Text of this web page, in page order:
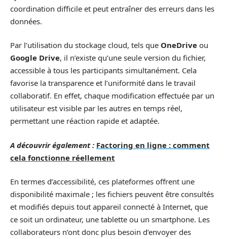
coordination difficile et peut entraîner des erreurs dans les
données.
Par l’utilisation du stockage cloud, tels que OneDrive ou
Google Drive, il n’existe qu’une seule version du fichier,
accessible à tous les participants simultanément. Cela
favorise la transparence et l’uniformité dans le travail
collaboratif. En effet, chaque modification effectuée par un
utilisateur est visible par les autres en temps réel,
permettant une réaction rapide et adaptée.
A découvrir également : Factoring en ligne : comment
cela fonctionne réellement
En termes d’accessibilité, ces plateformes offrent une
disponibilité maximale ; les fichiers peuvent être consultés
et modifiés depuis tout appareil connecté à Internet, que
ce soit un ordinateur, une tablette ou un smartphone. Les
collaborateurs n’ont donc plus besoin d’envoyer des